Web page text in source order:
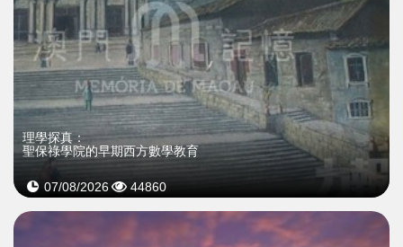
理學探真：
聖保祿學院的早期西方數學教育
07/08/2026 44860